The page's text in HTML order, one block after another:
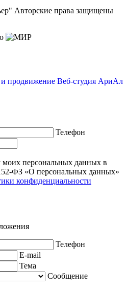
Авторские права защищены
Телефон
моих персональных данных в
ФЗ «О персональных данных»
конфиденциальности
Телефон
E-mail
Тема
Сообщение